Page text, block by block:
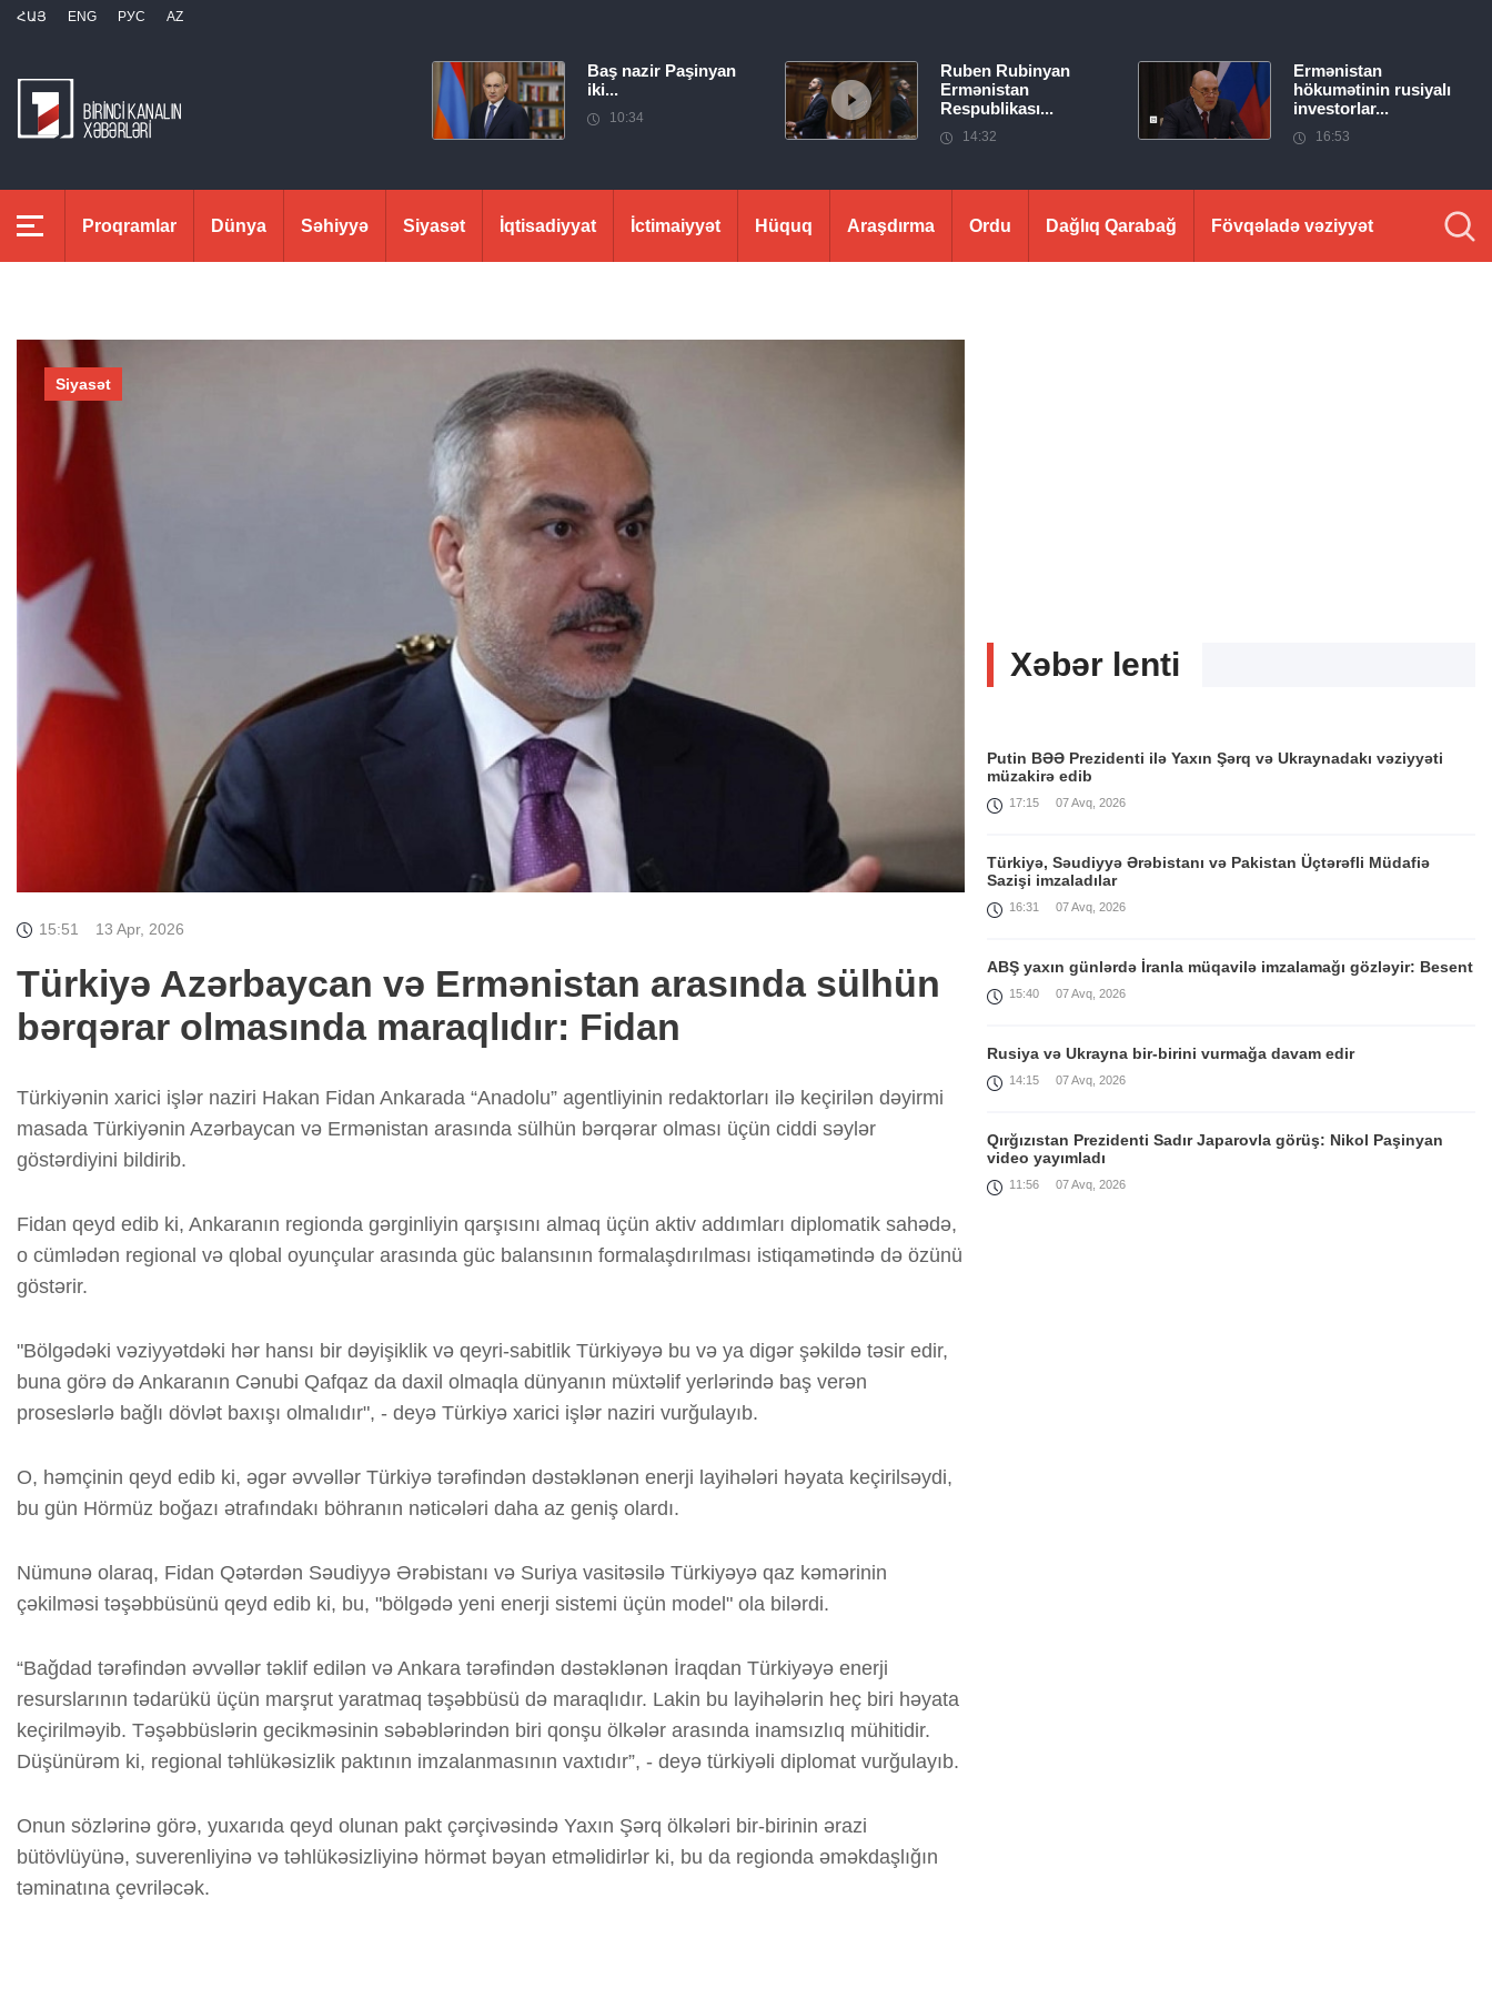
ՀԱՅ ENG РУС AZ
Baş nazir Paşinyan
iki...
10:34
Ruben Rubinyan
Ermənistan
Respublikası...
14:32
Ermənistan
hökumətinin rusiyalı
investorlar...
16:53
Proqramlar Dünya Səhiyyə Siyasət İqtisadiyyat İctimaiyyət Hüquq Araşdırma Ordu Dağlıq Qarabağ Fövqəladə vəziyyət
Siyasət
15:51 13 Apr, 2026
Türkiyə Azərbaycan və Ermənistan arasında sülhün
bərqərar olmasında maraqlıdır: Fidan
Türkiyənin xarici işlər naziri Hakan Fidan Ankarada “Anadolu” agentliyinin redaktorları ilə keçirilən dəyirmi
masada Türkiyənin Azərbaycan və Ermənistan arasında sülhün bərqərar olması üçün ciddi səylər
göstərdiyini bildirib.
Fidan qeyd edib ki, Ankaranın regionda gərginliyin qarşısını almaq üçün aktiv addımları diplomatik sahədə,
o cümlədən regional və qlobal oyunçular arasında güc balansının formalaşdırılması istiqamətində də özünü
göstərir.
"Bölgədəki vəziyyətdəki hər hansı bir dəyişiklik və qeyri-sabitlik Türkiyəyə bu və ya digər şəkildə təsir edir,
buna görə də Ankaranın Cənubi Qafqaz da daxil olmaqla dünyanın müxtəlif yerlərində baş verən
proseslərlə bağlı dövlət baxışı olmalıdır", - deyə Türkiyə xarici işlər naziri vurğulayıb.
O, həmçinin qeyd edib ki, əgər əvvəllər Türkiyə tərəfindən dəstəklənən enerji layihələri həyata keçirilsəydi,
bu gün Hörmüz boğazı ətrafındakı böhranın nəticələri daha az geniş olardı.
Nümunə olaraq, Fidan Qətərdən Səudiyyə Ərəbistanı və Suriya vasitəsilə Türkiyəyə qaz kəmərinin
çəkilməsi təşəbbüsünü qeyd edib ki, bu, "bölgədə yeni enerji sistemi üçün model" ola bilərdi.
“Bağdad tərəfindən əvvəllər təklif edilən və Ankara tərəfindən dəstəklənən İraqdan Türkiyəyə enerji
resurslarının tədarükü üçün marşrut yaratmaq təşəbbüsü də maraqlıdır. Lakin bu layihələrin heç biri həyata
keçirilməyib. Təşəbbüslərin gecikməsinin səbəblərindən biri qonşu ölkələr arasında inamsızlıq mühitidir.
Düşünürəm ki, regional təhlükəsizlik paktının imzalanmasının vaxtıdır”, - deyə türkiyəli diplomat vurğulayıb.
Onun sözlərinə görə, yuxarıda qeyd olunan pakt çərçivəsində Yaxın Şərq ölkələri bir-birinin ərazi
bütövlüyünə, suverenliyinə və təhlükəsizliyinə hörmət bəyan etməlidirlər ki, bu da regionda əməkdaşlığın
təminatına çevriləcək.
Xəbər lenti
Putin BƏƏ Prezidenti ilə Yaxın Şərq və Ukraynadakı vəziyyəti
müzakirə edib
17:15 07 Avq, 2026
Türkiyə, Səudiyyə Ərəbistanı və Pakistan Üçtərəfli Müdafiə
Sazişi imzaladılar
16:31 07 Avq, 2026
ABŞ yaxın günlərdə İranla müqavilə imzalamağı gözləyir: Besent
15:40 07 Avq, 2026
Rusiya və Ukrayna bir-birini vurmağa davam edir
14:15 07 Avq, 2026
Qırğızıstan Prezidenti Sadır Japarovla görüş: Nikol Paşinyan
video yayımladı
11:56 07 Avq, 2026